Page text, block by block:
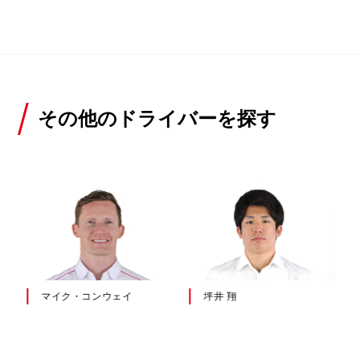
その他のドライバーを探す
マイク・コンウェイ 坪井 翔